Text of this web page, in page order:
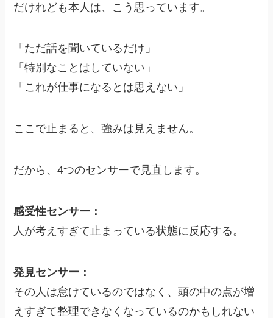
だけれども本人は、こう思っています。
「ただ話を聞いているだけ」
「特別なことはしていない」
「これが仕事になるとは思えない」
ここで止まると、強みは見えません。
だから、4つのセンサーで見直します。
感受性センサー：
人が考えすぎて止まっている状態に反応する。
発見センサー：
その人は怠けているのではなく、頭の中の点が増
えすぎて整理できなくなっているのかもしれない